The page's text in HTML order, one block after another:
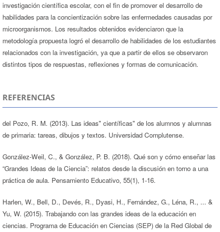
investigación científica escolar, con el fin de promover el desarrollo de
habilidades para la concientización sobre las enfermedades causadas por
microorganismos. Los resultados obtenidos evidenciaron que la
metodología propuesta logró el desarrollo de habilidades de los estudiantes
relacionados con la investigación, ya que a partir de ellos se observaron
distintos tipos de respuestas, reflexiones y formas de comunicación.
REFERENCIAS
del Pozo, R. M. (2013). Las ideas" científicas" de los alumnos y alumnas
de primaria: tareas, dibujos y textos. Universidad Complutense.
González-Weil, C., & González, P. B. (2018). Qué son y cómo enseñar las
“Grandes Ideas de la Ciencia”: relatos desde la discusión en torno a una
práctica de aula. Pensamiento Educativo, 55(1), 1-16.
Harlen, W., Bell, D., Devés, R., Dyasi, H., Fernández, G., Léna, R., ... &
Yu, W. (2015). Trabajando con las grandes ideas de la educación en
ciencias. Programa de Educación en Ciencias (SEP) de la Red Global de